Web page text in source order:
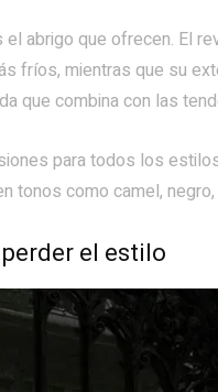
abrigo que ofrecen. El
fríos, mientras que su
que combina con las
para todos los
tonos como camel,
el estilo